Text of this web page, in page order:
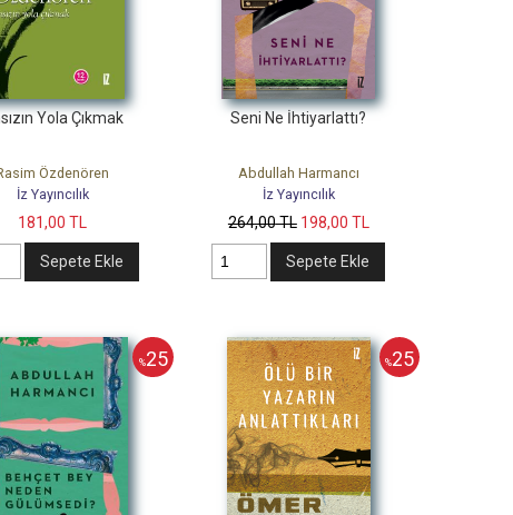
Yola Çıkmak
Özdenören
İz Yayıncılık
181,00 TL
Sepete Ekle
Seni Ne İhtiyarlattı?
Abdullah Harmancı
İz Yayıncılık
264,00TL 198,00 TL
Sepete Ekle
%25 %25